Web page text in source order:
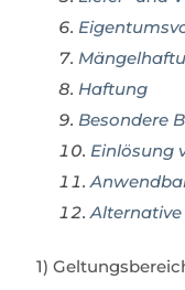
Haftung
Besondere
Einlösung
1)